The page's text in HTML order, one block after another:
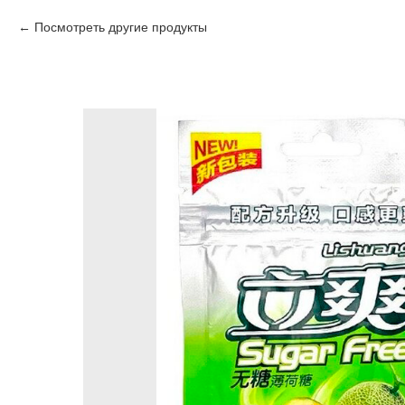
Посмотреть другие продукты